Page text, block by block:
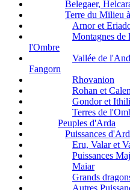
Belegaer,
Terre du Milieu
Arnor et
Montagnes de
l'Ombre
Vallée de
Fangorn
Rhovanion
Rohan et
Gondor et
Terres de
Peuples d'Arda
Puissances
Eru, Valar et
Puissances
Maiar
Grands
Autres